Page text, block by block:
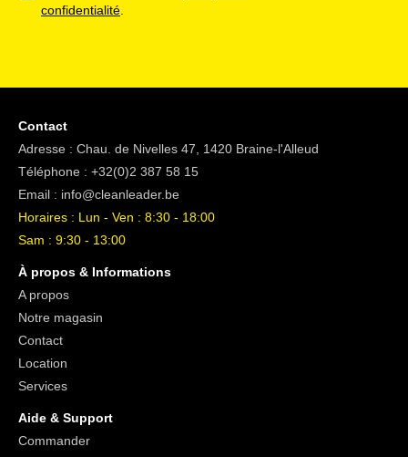
confidentialité
Contact
Adresse : Chau. de Nivelles 47, 1420 Braine-l'Alleud
Téléphone : +32(0)2 387 58 15
Email : info@cleanleader.be
Horaires : Lun - Ven : 8:30 - 18:00
Sam : 9:30 - 13:00
À propos & Informations
A propos
Notre magasin
Contact
Location
Services
Aide & Support
Commander